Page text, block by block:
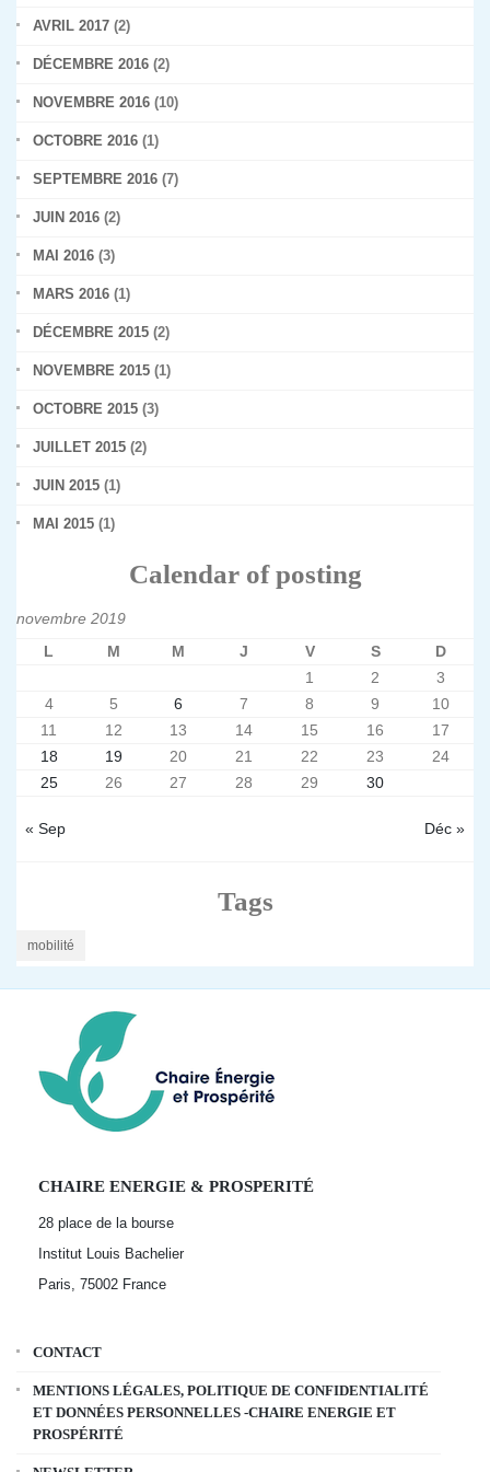
AVRIL 2017 (2)
DÉCEMBRE 2016 (2)
NOVEMBRE 2016 (10)
OCTOBRE 2016 (1)
SEPTEMBRE 2016 (7)
JUIN 2016 (2)
MAI 2016 (3)
MARS 2016 (1)
DÉCEMBRE 2015 (2)
NOVEMBRE 2015 (1)
OCTOBRE 2015 (3)
JUILLET 2015 (2)
JUIN 2015 (1)
MAI 2015 (1)
Calendar of posting
novembre 2019
L
M M J V S D
« Sep Déc »
1 2
3
4
5 6 7 8 9
10
11
12 13 14 15 16
17
18
19 20 21 22 23
24
25
26 27 28 29 30
Tags
mobilité
CHAIRE ENERGIE & PROSPERITÉ
28 place de la bourse
Institut Louis Bachelier
Paris, 75002 France
CONTACT
MENTIONS LÉGALES, POLITIQUE DE CONFIDENTIALITÉ
ET DONNÉES PERSONNELLES -CHAIRE ENERGIE ET
PROSPÉRITÉ